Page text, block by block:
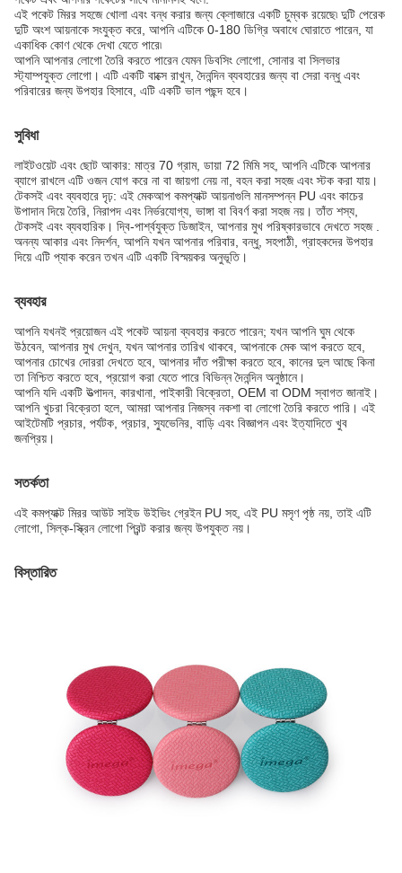
এই পকেট মিরর সহজে খোলা এবং বন্ধ করার জন্য ক্লোজারে একটি চুম্বক রয়েছে৷ দুটি পেরেক
দুটি অংশ আয়নাকে সংযুক্ত করে, আপনি এটিকে 0-180 ডিগ্রি অবাধে ঘোরাতে পারেন, যা
একাধিক কোণ থেকে দেখা যেতে পারে৷
আপনি আপনার লোগো তৈরি করতে পারেন যেমন ডিবসিং লোগো, সোনার বা সিলভার
স্ট্যাম্পযুক্ত লোগো। এটি একটি বাক্সে রাখুন, দৈনন্দিন ব্যবহারের জন্য বা সেরা বন্ধু এবং
পরিবারের জন্য উপহার হিসাবে, এটি একটি ভাল পছন্দ হবে।
সুবিধা
লাইটওয়েট এবং ছোট আকার: মাত্র 70 গ্রাম, ডায়া 72 মিমি সহ, আপনি এটিকে আপনার
ব্যাগে রাখলে এটি ওজন যোগ করে না বা জায়গা নেয় না, বহন করা সহজ এবং স্টক করা যায়।
টেকসই এবং ব্যবহারে দৃঢ়: এই মেকআপ কমপ্যাক্ট আয়নাগুলি মানসম্পন্ন PU এবং কাচের
উপাদান দিয়ে তৈরি, নিরাপদ এবং নির্ভরযোগ্য, ভাঙ্গা বা বিবর্ণ করা সহজ নয়। তাঁত শস্য,
টেকসই এবং ব্যবহারিক। দ্বি-পার্শ্বযুক্ত ডিজাইন, আপনার মুখ পরিষ্কারভাবে দেখতে সহজ .
অনন্য আকার এবং নিদর্শন, আপনি যখন আপনার পরিবার, বন্ধু, সহপাঠী, গ্রাহকদের উপহার
দিয়ে এটি প্যাক করেন তখন এটি একটি বিস্ময়কর অনুভূতি।
ব্যবহার
আপনি যখনই প্রয়োজন এই পকেট আয়না ব্যবহার করতে পারেন; যখন আপনি ঘুম থেকে
উঠবেন, আপনার মুখ দেখুন, যখন আপনার তারিখ থাকবে, আপনাকে মেক আপ করতে হবে,
আপনার চোখের দোররা দেখতে হবে, আপনার দাঁত পরীক্ষা করতে হবে, কানের দুল আছে কিনা
তা নিশ্চিত করতে হবে, প্রয়োগ করা যেতে পারে বিভিন্ন দৈনন্দিন অনুষ্ঠানে।
আপনি যদি একটি উত্পাদন, কারখানা, পাইকারী বিক্রেতা, OEM বা ODM স্বাগত জানাই।
আপনি খুচরা বিক্রেতা হলে, আমরা আপনার নিজস্ব নকশা বা লোগো তৈরি করতে পারি। এই
আইটেমটি প্রচার, পর্যটক, প্রচার, স্যুভেনির, বাড়ি এবং বিজ্ঞাপন এবং ইত্যাদিতে খুব
জনপ্রিয়।
সতর্কতা
এই কমপ্যাক্ট মিরর আউট সাইড উইভিং গ্রেইন PU সহ, এই PU মসৃণ পৃষ্ঠ নয়, তাই এটি
লোগো, সিল্ক-স্ক্রিন লোগো প্রিন্ট করার জন্য উপযুক্ত নয়।
বিস্তারিত